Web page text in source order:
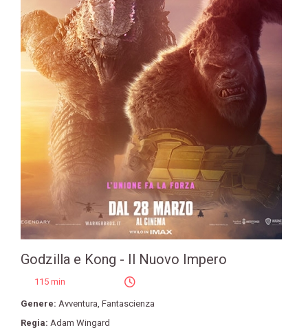
Godzilla e Kong - Il Nuovo Impero
115 min
Genere: Avventura Fantascienza
Regia: Adam Wingard